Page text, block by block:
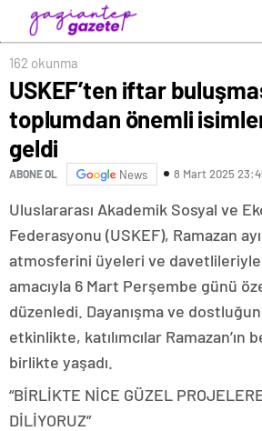
162 okunma
USKEF’ten iftar
toplumdan önemli
geldi
ABONE OL News 8 Mart 2025
Uluslararası Akademik Sosyal ve
Federasyonu (USKEF), Ramazan
atmosferini üyeleri ve
amacıyla 6 Mart Perşembe günü
düzenledi. Dayanışma ve
etkinlikte, katılımcılar Ramazan’ın
birlikte yaşadı.
“BİRLİKTE NİCE GÜZEL
DİLİYORUZ”